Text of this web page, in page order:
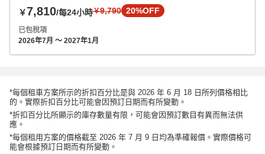
￥7,810/每24小時￥9,790 20%OFF
已包稅項
2026年7月 ～ 2027年1月
*每個租車方案所示的折扣百分比是與 2026 年 6 月 18 日所列價格相比
的。實際折扣百分比可能會因預訂日期而有所變動。
*折扣百分比所顯示的庫存數量有限，可能會因預訂數目有異而無法供
應。
*每個租用方案的價格截至 2026 年 7 月 9 日均為準確報價。實際價格可
能會根據預訂日期而有所變動。